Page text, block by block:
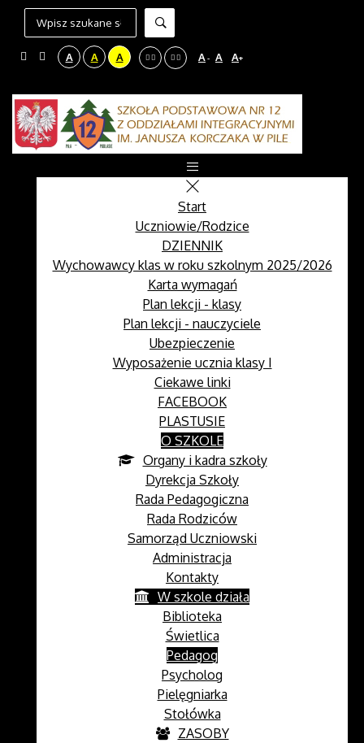
A A A A- A A+
Start
Uczniowie/Rodzice
DZIENNIK
Wychowawcy klas w roku szkolnym 2025/2026
Karta wymagań
Plan lekcji - klasy
Plan lekcji - nauczyciele
Ubezpieczenie
Wyposażenie ucznia klasy I
Ciekawe linki
FACEBOOK
PLASTUSIE
O SZKOLE
Organy i kadra szkoły
Dyrekcja Szkoły
Rada Pedagogiczna
Rada Rodziców
Samorząd Uczniowski
Administracja
Kontakty
W szkole działa
Biblioteka
Świetlica
Pedagog
Psycholog
Pielęgniarka
Stołówka
ZASOBY